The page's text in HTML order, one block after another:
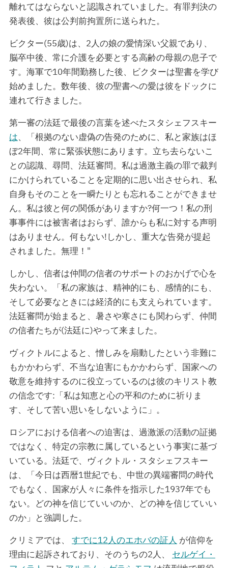
離れてはならないと認識されていました。有罪判決の
発表後、彼は公判前拘置所に送られた。
ビクター(55歳)は、2人の娘の愛情深い父親であり、
脳卒中後、常に介護を必要とする高齢の母親の息子で
す。海軍で10年間勤務した後、ビクターは聖書を学び
始めました。数年後、彼の聖書への愛は彼をドックに
連れて行きました。
第一審の法廷で最後の言葉を述べたスタシェフスキー
は、「根拠のない虚偽の告発のために、私と家族はほ
ぼ2年間、常に緊張状態にあります。立ち去らないこ
との認識、尋問、法廷審問。私は過激主義の罪で裁判
にかけられていることを定期的に思い出させられ、私
自身もそのことを一瞬たりとも忘れることができませ
ん。私は彼と何の関係がありますか?何一つ！私の刑
事事件には被害者はおらず、誰からも私に対する声明
はありません。何もない!しかし、重大な告発が提起
されました。無理！"
しかし、信者は仲間の信者のサポートのおかげで心を
失わない。「私の家族は、精神的にも、感情的にも、
そして必要なときには経済的にも支えられています。
法廷審問が始まると、暑さや寒さにも関わらず、仲間
の信者たちが(法廷に)やって来ました。
ヴィクトルによると、憎しみを扇動したという非難に
もかかわらず、不当な迫害にもかかわらず、国家への
敬意を維持するのに役立っているのは彼のキリスト教
の信念です:「私は知恵と心の平和のために祈りま
す、そして苦い思いをしないように」。
ロシアにおける信者への迫害は、過激派の活動の証拠
ではなく、特定の宗教に属しているという事実に基づ
いている。法廷で、ヴィクトル・スタシェフスキー
は、「今日は西暦1世紀でも、中世の異端審問の時代
でもなく、国家が人々に条件を指示した1937年でも
ない。どの神を信じていいのか、どの神を信じていい
のか」と強調した。
クリミアでは、 すでに12人のエホバの証人 が信仰を
理由に起訴されており、そのうちの2人、 セルゲイ・